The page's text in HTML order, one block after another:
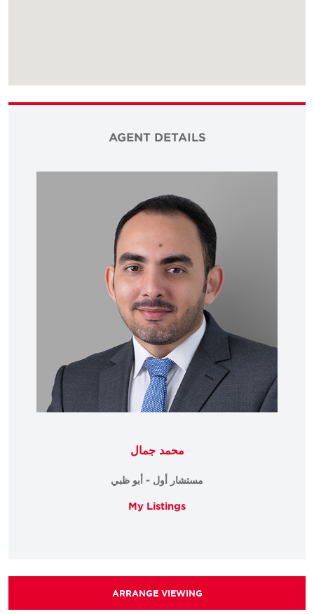
AGENT DETAILS
محمد جمال
مستشار أول - أبو ظبي
My Listings
ARRANGE VIEWING